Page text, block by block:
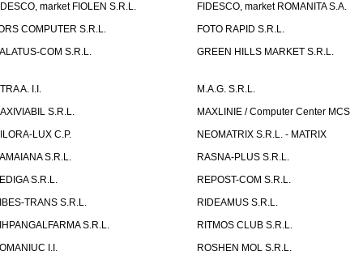
market FIOLEN S.R.L.
FIDESCO, market ROMANITA S.A.
COMPUTER S.R.L.
FOTO RAPID S.R.L.
COM S.R.L.
GREEN HILLS MARKET S.R.L.
A. I.I.
M.A.G. S.R.L.
S.R.L.
MAXLINIE / Computer Center MCS
LUX C.P.
NEOMATRIX S.R.L. - MATRIX
S.R.L.
RASNA-PLUS S.R.L.
S.R.L.
REPOST-COM S.R.L.
TRANS S.R.L.
RIDEAMUS S.R.L.
S.R.L.
RITMOS CLUB S.R.L.
I.I.
ROSHEN MOL S.R.L.